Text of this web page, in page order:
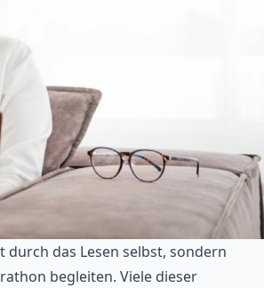
das Lesen selbst, sondern
begleiten. Viele dieser